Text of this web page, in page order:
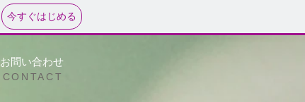
今すぐはじめる
お問い合わせ
CONTACT